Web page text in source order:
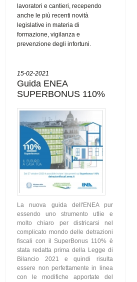
lavoratori e cantieri, recependo
anche le più recenti novità
legislative in materia di
formazione, vigilanza e
prevenzione degli infortuni.
15-02-2021
Guida ENEA
SUPERBONUS 110%
La nuova guida dell'ENEA pur
essendo uno strumento utlie e
molto chiaro per districarsi nel
complicato mondo delle detrazioni
fiscali con il SuperBonus 110% è
stata redatta prima della Legge di
Bilancio 2021 e quindi risulta
essere non perfettamente in linea
con le modifiche apportate del